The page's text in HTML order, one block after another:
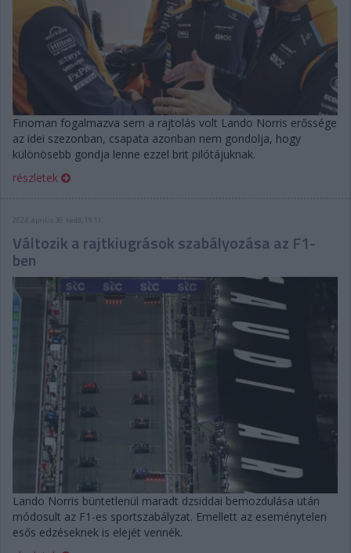
Finoman fogalmazva sem a rajtolás volt Lando Norris erőssége
az idei szezonban, csapata azonban nem gondolja, hogy
különösebb gondja lenne ezzel brit pilótájuknak.
részletek
2024. április 30. kedd, 19:11
Változik a rajtkiugrások szabályozása az F1-
ben
Lando Norris büntetlenül maradt dzsiddai bemozdulása után
módosult az F1-es sportszabályzat. Emellett az eseménytelen
esős edzéseknek is elejét vennék.